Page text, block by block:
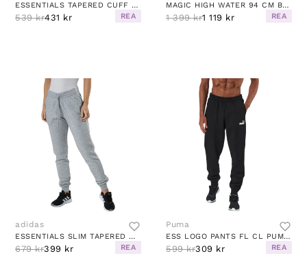
ESSENTIALS TAPERED CUFF 3 STRIPES PANTS MEDIUM GREY HEATHER / BLACK
539 kr431 kr REA
MAGIC HIGH WATER 94 CM BLUE
1 399 kr1 119 kr REA
adidas
ESSENTIALS SLIM TAPERED CUFFED PANT MEDIUM GREY HEATHER / WHITE
679 kr399 kr REA
Puma
ESS LOGO PANTS FL CL PUMA BLACK
599 kr309 kr REA